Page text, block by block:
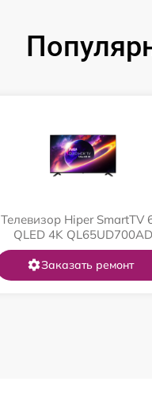
Телевизор Hiper SmartTV
QLED 4K QL65UD700AD
Заказать ремонт